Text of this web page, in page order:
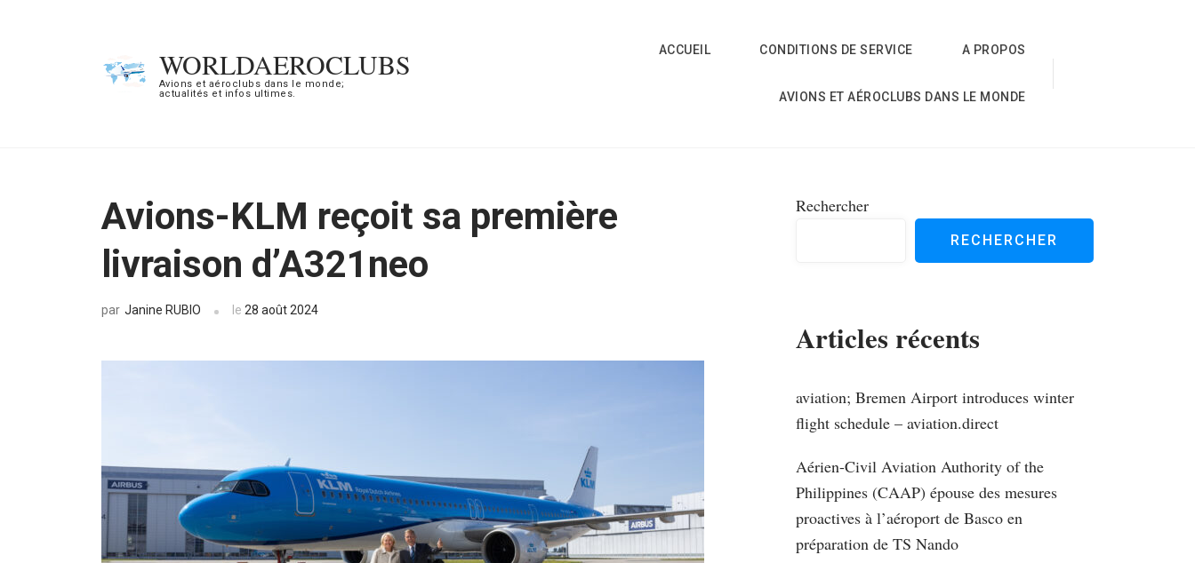
WORLDAEROCLUBS
Avions et aéroclubs dans le monde;
actualités et infos ultimes.
ACCUEIL CONDITIONS DE SERVICE A PROPOS
AVIONS ET AÉROCLUBS DANS LE MONDE
Avions-KLM reçoit sa première
livraison d’A321neo
par Janine RUBIO le 28 août 2024
Rechercher
RECHERCHER
Articles récents
aviation; Bremen Airport introduces winter
flight schedule – aviation.direct
Aérien-Civil Aviation Authority of the
Philippines (CAAP) épouse des mesures
proactives à l’aéroport de Basco en
préparation de TS Nando